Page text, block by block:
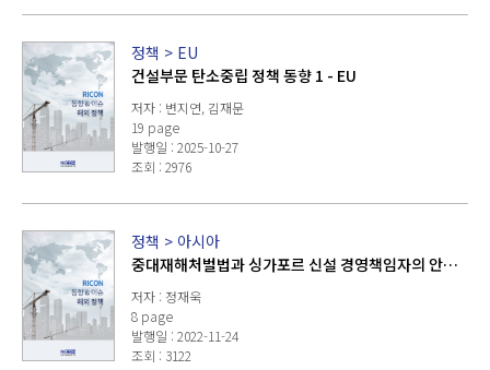
정책 > EU
건설부문 탄소중립 정책 동향 1 - EU
저자 : 변지연, 김재문
19 page
발행일 : 2025-10-27
조회 : 2976
정책 > 아시아
중대재해처벌법과 싱가포르 신설 경영책임자의 안전
보건의무
저자 : 정재욱
8 page
발행일 : 2022-11-24
조회 : 3122